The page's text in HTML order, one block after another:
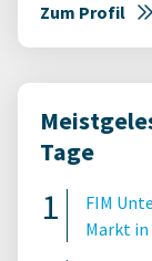
Zum Profil
Tage
FIM
Markt